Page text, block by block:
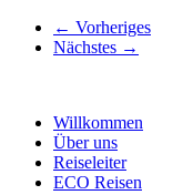
← Vorheriges
Nächstes →
Willkommen
Über uns
Reiseleiter
ECO Reisen